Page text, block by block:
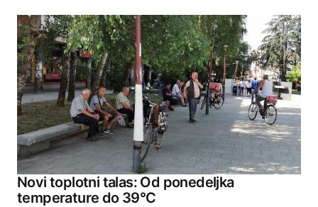
Novi toplotni talas: Od ponedeljka
temperature do 39°C